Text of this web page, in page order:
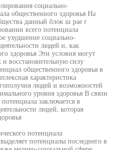
социально-
общественного здоровья На
данный блок ш рае г
всего потенциала
ухудшение социально-
людей и, как
здоровья Эти условия могут
восстановительную силу
общественного здоровья в
характеристика
людей и возможностей
уровня здоровья В связи
заключается в
людей, которая
потенциала
потенциалы последнего в